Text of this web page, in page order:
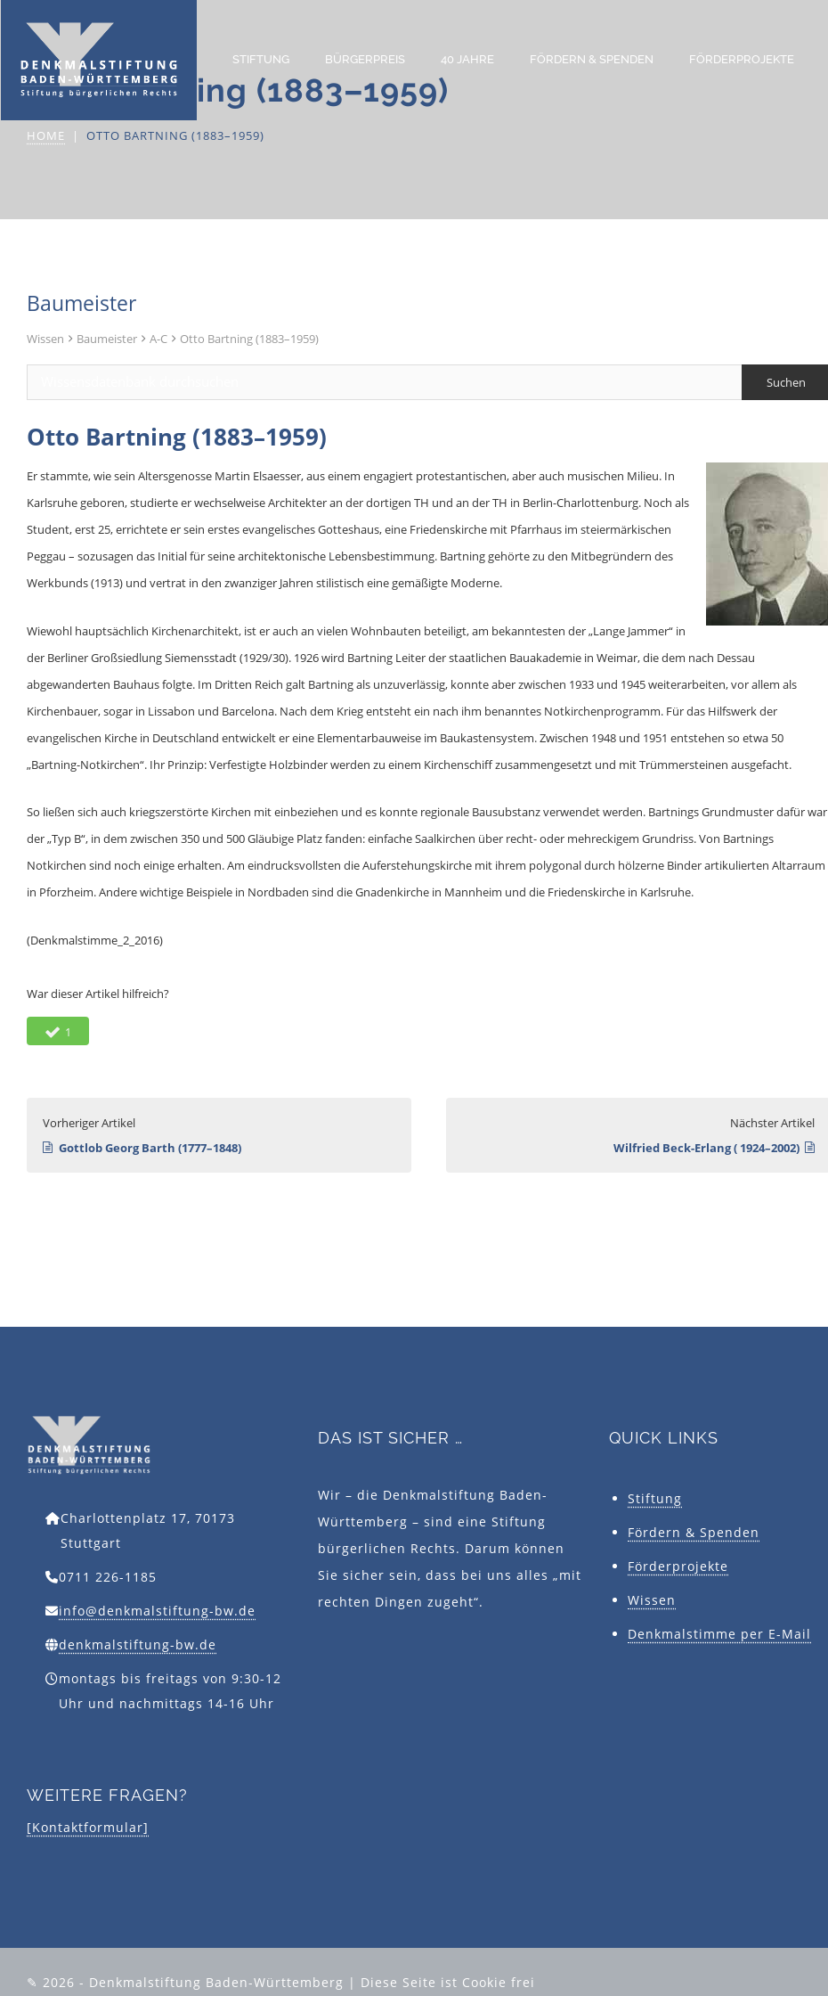
STIFTUNG BÜRGERPREIS 40 JAHRE FÖRDERN & SPENDEN FÖRDERPROJEKTE
Otto Bartning (1883–1959)
HOME OTTO BARTNING (1883–1959)
Baumeister
Wissen Baumeister A-C Otto Bartning (1883–1959)
Otto Bartning (1883–1959)
Er stammte, wie sein Altersgenosse Martin Elsaesser, aus einem engagiert protestantischen, aber auch musischen Milieu. In
Karlsruhe geboren, studierte er wechselweise Architekter an der dortigen TH und an der TH in Berlin-Charlottenburg. Noch als
Student, erst 25, errichtete er sein erstes evangelisches Gotteshaus, eine Friedenskirche mit Pfarrhaus im steiermärkischen
Peggau – sozusagen das Initial für seine architektonische Lebensbestimmung. Bartning gehörte zu den Mitbegründern des
Werkbunds (1913) und vertrat in den zwanziger Jahren stilistisch eine gemäßigte Moderne.
Wiewohl hauptsächlich Kirchenarchitekt, ist er auch an vielen Wohnbauten beteiligt, am bekanntesten der „Lange Jammer“ in
der Berliner Großsiedlung Siemensstadt (1929/30). 1926 wird Bartning Leiter der staatlichen Bauakademie in Weimar, die dem nach Dessau
abgewanderten Bauhaus folgte. Im Dritten Reich galt Bartning als unzuverlässig, konnte aber zwischen 1933 und 1945 weiterarbeiten, vor allem als
Kirchenbauer, sogar in Lissabon und Barcelona. Nach dem Krieg entsteht ein nach ihm benanntes Notkirchenprogramm. Für das Hilfswerk der
evangelischen Kirche in Deutschland entwickelt er eine Elementarbauweise im Baukastensystem. Zwischen 1948 und 1951 entstehen so etwa 50
„Bartning-Notkirchen“. Ihr Prinzip: Verfestigte Holzbinder werden zu einem Kirchenschiff zusammengesetzt und mit Trümmersteinen ausgefacht.
So ließen sich auch kriegszerstörte Kirchen mit einbeziehen und es konnte regionale Bausubstanz verwendet werden. Bartnings Grundmuster dafür war
der „Typ B“, in dem zwischen 350 und 500 Gläubige Platz fanden: einfache Saalkirchen über recht- oder mehreckigem Grundriss. Von Bartnings
Notkirchen sind noch einige erhalten. Am eindrucksvollsten die Auferstehungskirche mit ihrem polygonal durch hölzerne Binder artikulierten Altarraum
in Pforzheim. Andere wichtige Beispiele in Nordbaden sind die Gnadenkirche in Mannheim und die Friedenskirche in Karlsruhe.
(Denkmalstimme_2_2016)
War dieser Artikel hilfreich?
1
Vorheriger Artikel
Gottlob Georg Barth (1777–1848)
Nächster Artikel
Wilfried Beck-Erlang ( 1924–2002)
Charlottenplatz 17, 70173
Stuttgart
0711 226-1185
info@denkmalstiftung-bw.de
denkmalstiftung-bw.de
montags bis freitags von 9:30-12
Uhr und nachmittags 14-16 Uhr
WEITERE FRAGEN?
[Kontaktformular]
DAS IST SICHER …
Wir – die Denkmalstiftung Baden-
Württemberg – sind eine Stiftung
bürgerlichen Rechts. Darum können
Sie sicher sein, dass bei uns alles „mit
rechten Dingen zugeht“.
QUICK LINKS
Stiftung
Fördern & Spenden
Förderprojekte
Wissen
Denkmalstimme per E-Mail
✎ 2026 - Denkmalstiftung Baden-Württemberg | Diese Seite ist Cookie frei